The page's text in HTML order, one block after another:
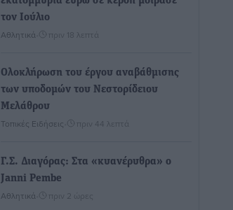
τον Ιούλιο
Αθλητικά πριν 18 λεπτά
Ολοκλήρωση του έργου αναβάθμισης
των υποδομών του Νεστορίδειου
Μελάθρου
Τοπικές Ειδήσεις πριν 44 λεπτά
Γ.Σ. Διαγόρας: Στα «κυανέρυθρα» ο
Janni Pembe
Αθλητικά πριν 2 ώρες